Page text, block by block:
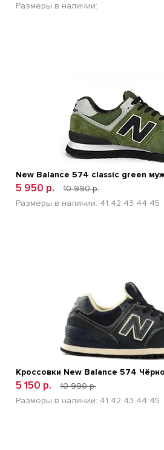
Размеры в наличии:
New Balance 574 classic green
5 950 р.
10 990 р.
Размеры в наличии: 41 42 43 44 45
Кроссовки New Balance 574
5 150 р.
10 990 р.
Размеры в наличии: 41 42 43 44 45